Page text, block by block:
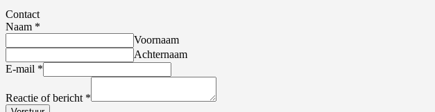
Contact
Naam *
Voornaam
Achternaam
E-mail *
Reactie of bericht *